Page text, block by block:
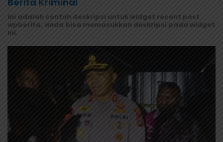
Ini adalah contoh deskripsi untuk widget recent post
wpberita, anda bisa memasukkan deskripsi pada widget
ini.